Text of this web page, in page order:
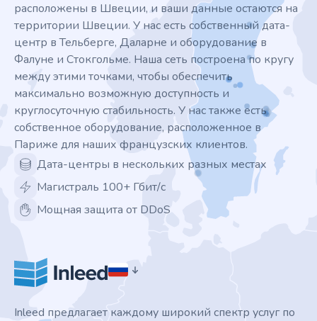
расположены в Швеции, и ваши данные остаются на
территории Швеции. У нас есть собственный дата-
центр в Тельберге, Даларне и оборудование в
Фалуне и Стокгольме. Наша сеть построена по кругу
между этими точками, чтобы обеспечить
максимально возможную доступность и
круглосуточную стабильность. У нас также есть
собственное оборудование, расположенное в
Париже для наших французских клиентов.
Дата-центры в нескольких разных местах
Магистраль 100+ Гбит/с
Мощная защита от DDoS
Inleed предлагает каждому широкий спектр услуг по